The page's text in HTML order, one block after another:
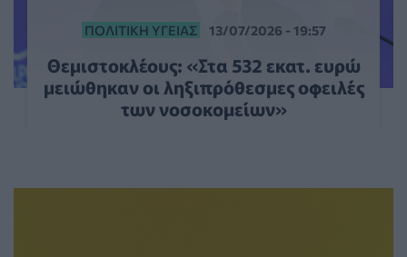
ΠΟΛΙΤΙΚΉ ΥΓΕΊΑΣ 13/07/2026 - 19:57
Θεμιστοκλέους: «Στα 532 εκατ. ευρώ
μειώθηκαν οι ληξιπρόθεσμες οφειλές
των νοσοκομείων»